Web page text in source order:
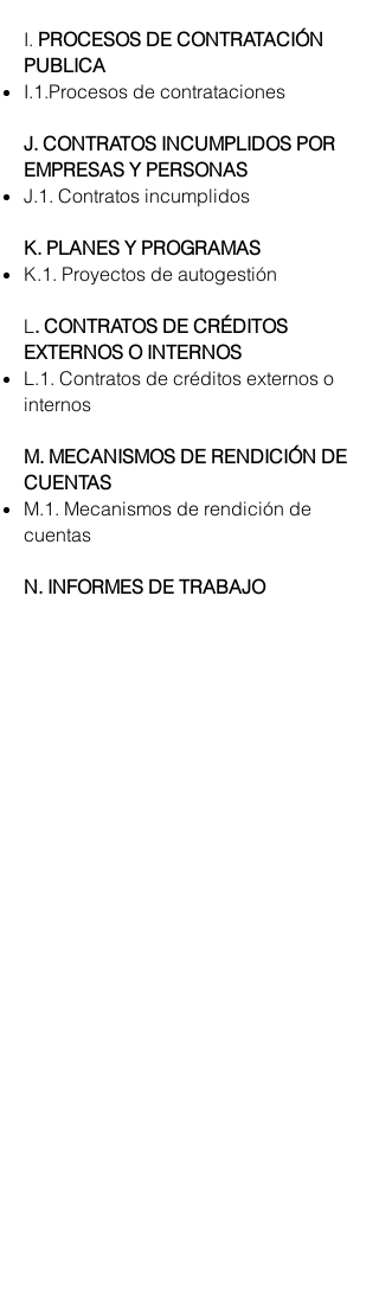
I. PROCESOS DE CONTRATACIÓN
PUBLICA
I.1.Procesos de contrataciones
J. CONTRATOS INCUMPLIDOS POR
EMPRESAS Y PERSONAS
J.1. Contratos incumplidos
K. PLANES Y PROGRAMAS
K.1. Proyectos de autogestión
L. CONTRATOS DE CRÉDITOS
EXTERNOS O INTERNOS
L.1. Contratos de créditos externos o
internos
M. MECANISMOS DE RENDICIÓN DE
CUENTAS
M.1. Mecanismos de rendición de
cuentas
N. INFORMES DE TRABAJO